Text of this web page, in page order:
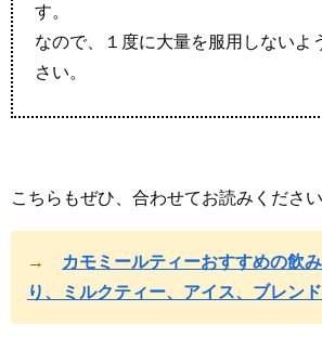
す。
なので、１度に大量を服用しないよ
さい。
こちらもぜひ、合わせてお読みください
→
カモミールティーおすすめの飲
り、ミルクティー、アイス、ブレン